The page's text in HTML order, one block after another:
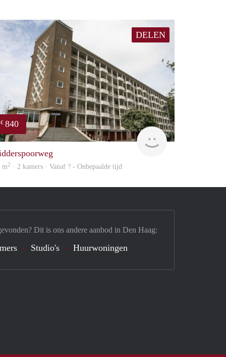
DELEN
€ 840
rent
m2 · 2 kamers · Vanaf ? - Onbepaalde tijd
Dit is ons andere aanbod in Den Haag:
Studio's Huurwoningen